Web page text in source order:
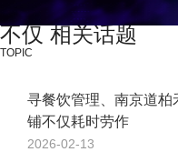
不仅 相关话题
TOPIC
寻餐饮管理、南京道
铺不仅耗时劳作
2026-02-13